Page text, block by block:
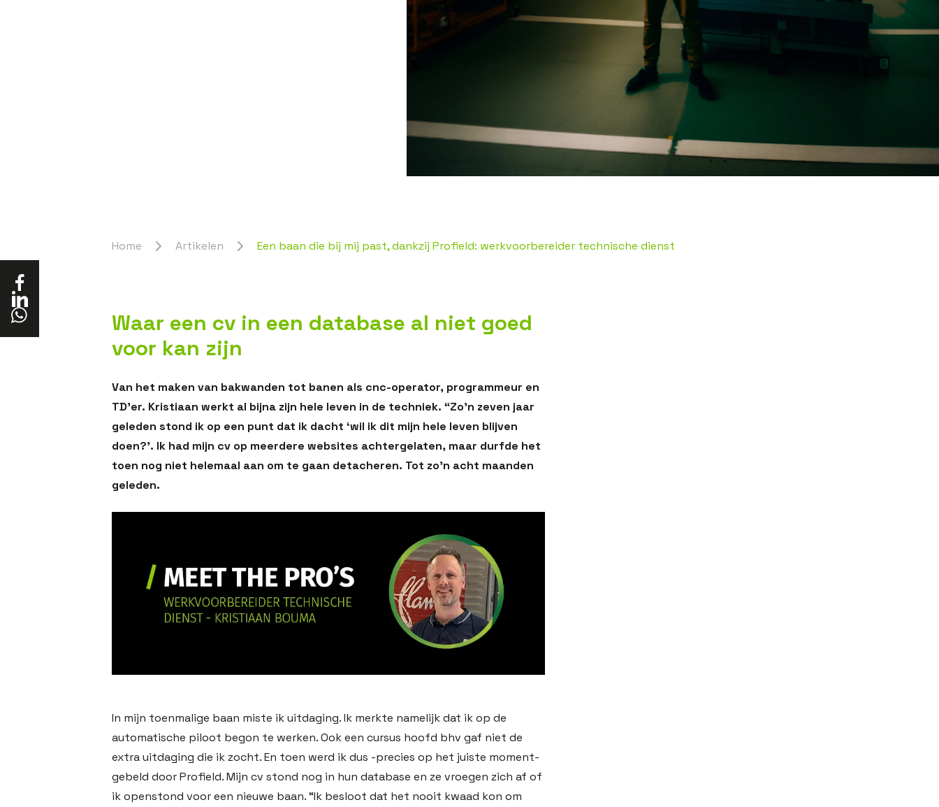
Home Artikelen Een baan die bij mij past, dankzij Profield: werkvoorbereider technische dienst
Waar een cv in een database al niet goed
voor kan zijn
Van het maken van bakwanden tot banen als cnc-operator, programmeur en
TD’er. Kristiaan werkt al bijna zijn hele leven in de techniek. “Zo’n zeven jaar
geleden stond ik op een punt dat ik dacht ‘wil ik dit mijn hele leven blijven
doen?’. Ik had mijn cv op meerdere websites achtergelaten, maar durfde het
toen nog niet helemaal aan om te gaan detacheren. Tot zo’n acht maanden
geleden.
In mijn toenmalige baan miste ik uitdaging. Ik merkte namelijk dat ik op de
automatische piloot begon te werken. Ook een cursus hoofd bhv gaf niet de
extra uitdaging die ik zocht. En toen werd ik dus -precies op het juiste moment-
gebeld door Profield. Mijn cv stond nog in hun database en ze vroegen zich af of
ik openstond voor een nieuwe baan. “Ik besloot dat het nooit kwaad kon om